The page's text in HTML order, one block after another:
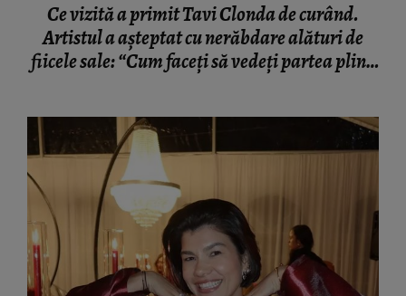
Ce vizită a primit Tavi Clonda de curând.
Artistul a așteptat cu nerăbdare alături de
fiicele sale: “Cum faceți să vedeți partea plină